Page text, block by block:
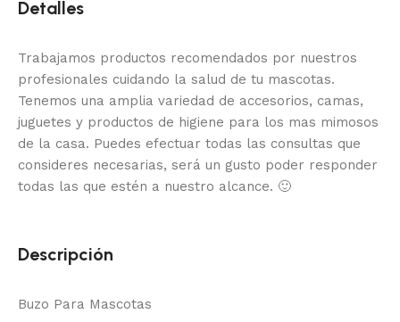
Detalles
Trabajamos productos recomendados por nuestros
profesionales cuidando la salud de tu mascotas.
Tenemos una amplia variedad de accesorios, camas,
juguetes y productos de higiene para los mas mimosos
de la casa. Puedes efectuar todas las consultas que
consideres necesarias, será un gusto poder responder
todas las que estén a nuestro alcance. 🙂
Descripción
Buzo Para Mascotas